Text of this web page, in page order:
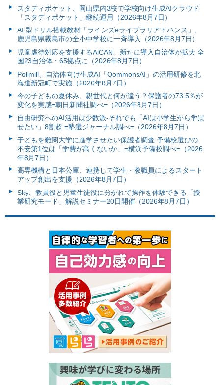
スタディポケット、岡山県内3校で学校向け生成AIクラウド
「スタディポケット」継続運用（2026年8月7日）
AI 型ドリル搭載教材「ラインズeライブラリアドバンス」、
鹿児島県霧島市の全小中学校に一斉導入（2026年8月7日）
児童虐待対応を支援するAiCAN、新たに導入自治体が拡大 全
国23自治体・65拠点に（2026年8月7日）
Polimill、自治体向け生成AI「QommonsAI」の活用研修を北
海道新冠町で実施（2026年8月7日）
今の子どもの夏休み、親世代と何が違う？保護者の73.5％が
変化を実感=朝日新聞社調べ=（2026年8月7日）
自由研究へのAI活用は少数派-それでも「AIは小学生から学ば
せたい」8割超 =塾選ジャーナル調べ=（2026年8月7日）
子どもを難関大学に進学させたい保護者調査 予備校選びの
不安第1位は「学費が高くないか」=横浜予備校調べ=（2026
年8月7日）
高専機構と日本公庫、連携して学生・教職員によるスタート
アップ創出を支援（2026年8月7日）
Sky、教員役と児童生徒役に分かれて操作を体験できる「授
業研究モード」解説セミナー20日開催（2026年8月7日）